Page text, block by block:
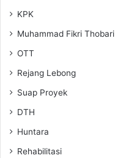
KPK
Muhammad Fikri Thobari
OTT
Rejang Lebong
Suap Proyek
DTH
Huntara
Rehabilitasi